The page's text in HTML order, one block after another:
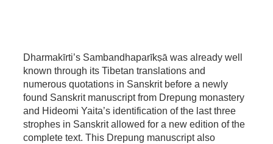
Dharmakīrti’s Sambandhaparīkṣā was already well
known through its Tibetan translations and
numerous quotations in Sanskrit before a newly
found Sanskrit manuscript from Drepung monastery
and Hideomi Yaita’s identification of the last three
strophes in Sanskrit allowed for a new edition of the
complete text. This Drepung manuscript also